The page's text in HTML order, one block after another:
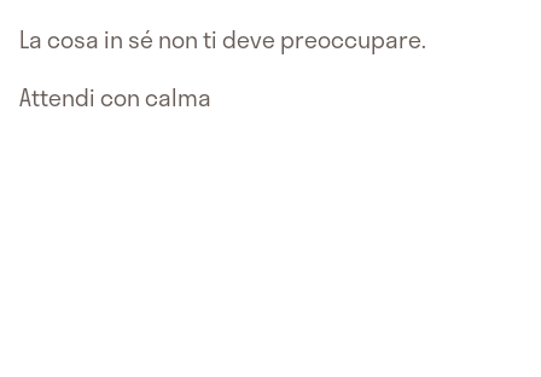
La cosa in sé non ti deve preoccupare.
Attendi con calma